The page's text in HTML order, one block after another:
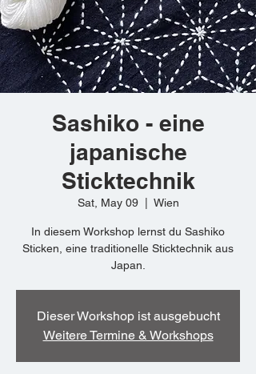
Sashiko - eine
japanische
Sticktechnik
Sat, May 09
  |
Wien
In diesem Workshop lernst du Sashiko
Sticken, eine traditionelle Sticktechnik aus
Japan.
Dieser Workshop ist ausgebucht
Weitere Termine & Workshops